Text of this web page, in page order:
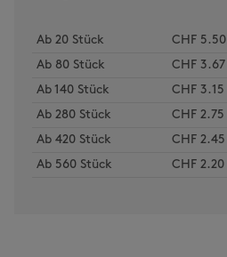
Ab 20 Stück CHF 5.50
Ab 80 Stück CHF 3.67
Ab 140 Stück CHF 3.15
Ab 280 Stück CHF 2.75
Ab 420 Stück CHF 2.45
Ab 560 Stück CHF 2.20